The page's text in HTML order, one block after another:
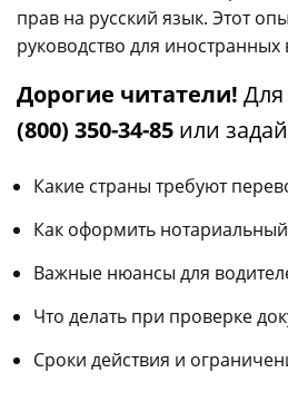
прав на русский язык. Этот
руководство для иностранных
Дорогие читатели!
(800) 350-34-85 или
Какие страны требуют
Как оформить
Важные нюансы для
Что делать при проверке
Сроки действия и